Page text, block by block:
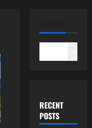
RECENT
POSTS